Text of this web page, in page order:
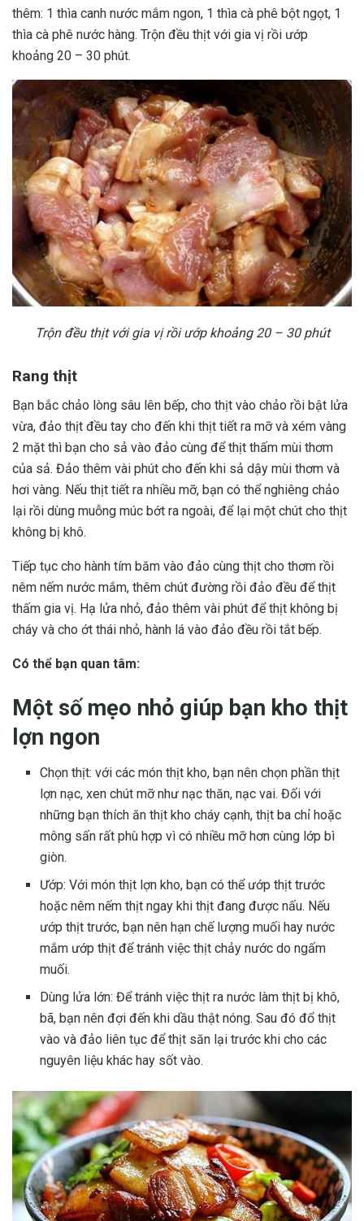
thêm: 1 thìa canh nước mắm ngon, 1 thìa cà phê bột ngọt, 1
thìa cà phê nước hàng. Trộn đều thịt với gia vị rồi ướp
khoảng 20 – 30 phút.
Trộn đều thịt với gia vị rồi ướp khoảng 20 – 30 phút
Rang thịt
Bạn bắc chảo lòng sâu lên bếp, cho thịt vào chảo rồi bật lửa
vừa, đảo thịt đều tay cho đến khi thịt tiết ra mỡ và xém vàng
2 mặt thì bạn cho sả vào đảo cùng để thịt thấm mùi thơm
của sả. Đảo thêm vài phút cho đến khi sả dậy mùi thơm và
hơi vàng. Nếu thịt tiết ra nhiều mỡ, bạn có thể nghiêng chảo
lại rồi dùng muỗng múc bớt ra ngoài, để lại một chút cho thịt
không bị khô.
Tiếp tục cho hành tím băm vào đảo cùng thịt cho thơm rồi
nêm nếm nước mắm, thêm chút đường rồi đảo đều để thịt
thấm gia vị. Hạ lửa nhỏ, đảo thêm vài phút để thịt không bị
cháy và cho ớt thái nhỏ, hành lá vào đảo đều rồi tắt bếp.
Có thể bạn quan tâm:
Một số mẹo nhỏ giúp bạn kho thịt
lợn ngon
Chọn thịt: với các món thịt kho, bạn nên chọn phần thịt
lợn nạc, xen chút mỡ như nạc thăn, nạc vai. Đối với
những bạn thích ăn thịt kho cháy cạnh, thịt ba chỉ hoặc
mông sấn rất phù hợp vì có nhiều mỡ hơn cùng lớp bì
giòn.
Ướp: Với món thịt lợn kho, bạn có thể ướp thịt trước
hoặc nêm nếm thịt ngay khi thịt đang được nấu. Nếu
ướp thịt trước, bạn nên hạn chế lượng muối hay nước
mắm ướp thịt để tránh việc thịt chảy nước do ngấm
muối.
Dùng lửa lớn: Để tránh việc thịt ra nước làm thịt bị khô,
bã, bạn nên đợi đến khi dầu thật nóng. Sau đó đổ thịt
vào và đảo liên tục để thịt săn lại trước khi cho các
nguyên liệu khác hay sốt vào.